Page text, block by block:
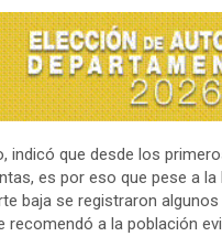
indicó que desde los
es por eso que pese a
baja se registraron
a la población